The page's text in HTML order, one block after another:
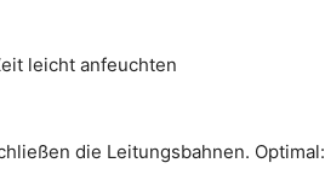
leicht anfeuchten
die Leitungsbahnen. Optimal: